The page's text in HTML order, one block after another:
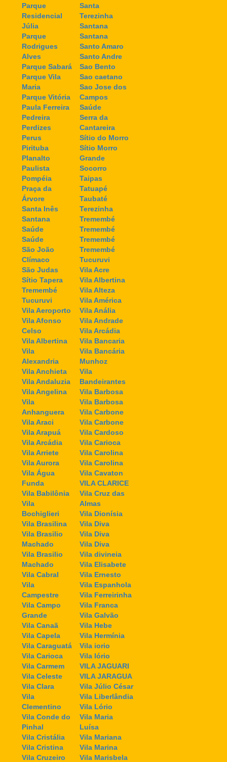
Parque
Residencial
Júlia
Parque
Rodrigues
Alves
Parque Sabará
Parque Vila
Maria
Parque Vitória
Paula Ferreira
Pedreira
Perdizes
Perus
Pirituba
Planalto
Paulista
Pompéia
Praça da
Árvore
Santa Inês
Santana
Saúde
Saúde
São João
Clímaco
São Judas
Sítio Tapera
Tremembé
Tucuruvi
Vila Aeroporto
Vila Afonso
Celso
Vila Albertina
Vila
Alexandria
Vila Anchieta
Vila Andaluzia
Vila Angelina
Vila
Anhanguera
Vila Araci
Vila Arapuá
Vila Arcádia
Vila Arriete
Vila Aurora
Vila Água
Funda
Vila Babilônia
Vila
Bochiglieri
Vila Brasilina
Vila Brasilio
Machado
Vila Brasilio
Machado
Vila Cabral
Vila
Campestre
Vila Campo
Grande
Vila Canaã
Vila Capela
Vila Caraguatá
Vila Carioca
Vila Carmem
Vila Celeste
Vila Clara
Vila
Clementino
Vila Conde do
Pinhal
Vila Cristália
Vila Cristina
Vila Cruzeiro
Santa
Terezinha
Santana
Santana
Santo Amaro
Santo Andre
Sao Bento
Sao caetano
Sao Jose dos
Campos
Saúde
Serra da
Cantareira
Sítio do Morro
Sítio Morro
Grande
Socorro
Taipas
Tatuapé
Taubaté
Terezinha
Tremembé
Tremembé
Tremembé
Tremembé
Tucuruvi
Vila Acre
Vila Albertina
Vila Alteza
Vila América
Vila Anália
Vila Andrade
Vila Arcádia
Vila Bancaria
Vila Bancária
Munhoz
Vila
Bandeirantes
Vila Barbosa
Vila Barbosa
Vila Carbone
Vila Carbone
Vila Cardoso
Vila Carioca
Vila Carolina
Vila Carolina
Vila Cavaton
VILA CLARICE
Vila Cruz das
Almas
Vila Dionísia
Vila Diva
Vila Diva
Vila Diva
Vila divineia
Vila Elisabete
Vila Ernesto
Vila Espanhola
Vila Ferreirinha
Vila Franca
Vila Galvão
Vila Hebe
Vila Hermínia
Vila iorio
Vila Iório
VILA JAGUARI
VILA JARAGUA
Vila Júlio César
Vila Liberlândia
Vila Lório
Vila Maria
Luísa
Vila Mariana
Vila Marina
Vila Marisbela